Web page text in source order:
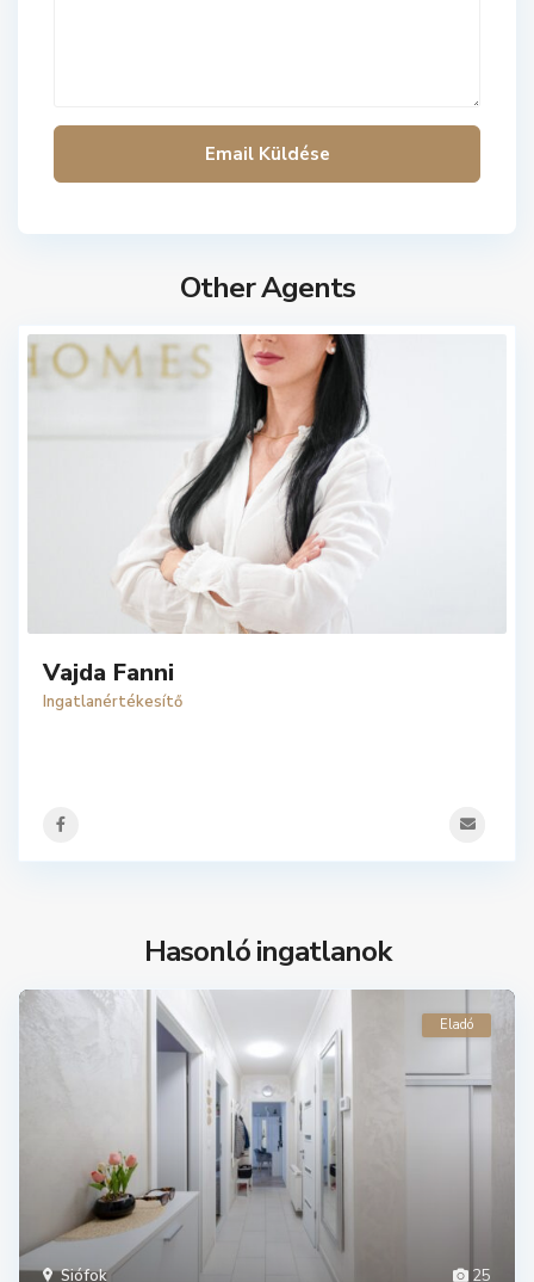
Other Agents
Vajda Fanni
Ingatlanértékesítő
Hasonló ingatlanok
25
Siófok
Eladó